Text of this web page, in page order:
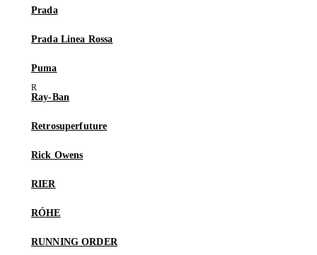
Prada
Prada Linea Rossa
Puma
Ray-Ban
Retrosuperfuture
Rick Owens
RIER
RÓHE
RUNNING ORDER